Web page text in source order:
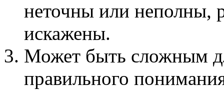
неточны или неполны,
искажены.
Может быть сложным
правильного